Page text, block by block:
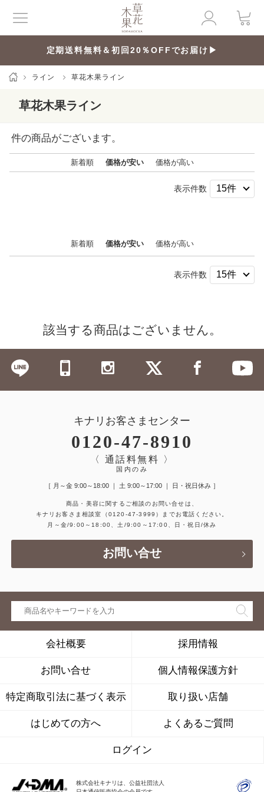
定期送料無料＆初回20％OFFでお届け▶
ライン 草花木果ライン
草花木果ライン
件の商品がございます。
新着順 価格が安い 価格が高い
表示件数
新着順 価格が安い 価格が高い
表示件数
該当する商品はございません。
キナリお客さまセンター
0120-47-8910
〈 通話料無料 〉
国内のみ
［ 月～金 9:00～18:00 ｜ 土 9:00～17:00 ｜ 日・祝日休み ］
商品・美容に関するご相談のお問い合せは、
キナリお客さま相談室
（0120-47-3999）
までお電話ください。
月～金/9:00～18:00、土/9:00～17:00、日・祝日/休み
お問い合せ
会社概要 採用情報
お問い合せ 個人情報保護方針
特定商取引法に基づく表示 取り扱い店舗
はじめての方へ よくあるご質問
ログイン
株式会社キナリは、公益社団法人